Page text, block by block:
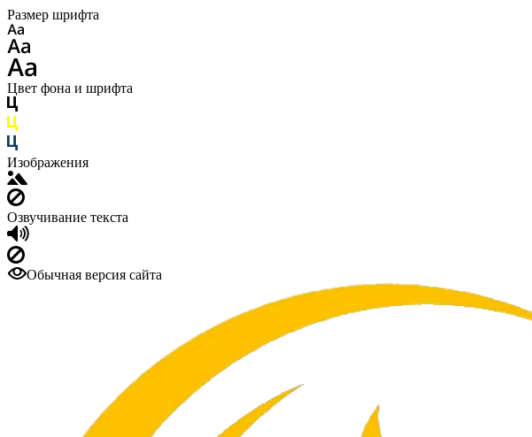
Размер шрифта
Цвет фона и шрифта
Изображения
Озвучивание текста
Обычная версия сайта